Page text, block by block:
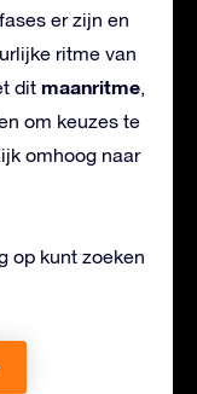
er zijn en
ritme van
dit maanritme
om keuzes te
omhoog naar
op kunt zoeken